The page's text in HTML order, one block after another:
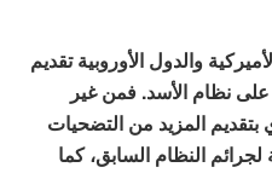
والدول الأوروبية تقديم
نظام الأسد. فمن غير
المزيد من التضحيات
لجرائم النظام السابق، كما